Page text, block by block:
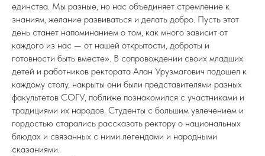
единства. Мы разные, но нас объединяет стремление к
знаниям, желание развиваться и делать добро. Пусть этот
день станет напоминанием о том, как много зависит от
каждого из нас — от нашей открытости, доброты и
готовности быть вместе». В сопровождении своих младших
детей и работников ректората Алан Урузмагович подошел к
каждому столу, накрыты они были представителями разных
факультетов СОГУ, поближе познакомился с участниками и
традициями их народов. Студенты с большим увлечением и
гордостью старались рассказать ректору о национальных
блюдах и связанных с ними легендами и народными
сказаниями.